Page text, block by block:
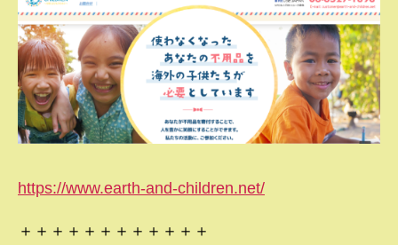
https://www.earth-and-children.net/
＋＋＋＋＋＋＋＋＋＋＋＋